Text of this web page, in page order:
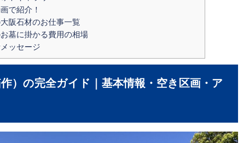
で紹介！
阪石材のお仕事一覧
墓に掛かる費用の相場
ッセージ
）の完全ガイド｜基本情報・空き区画・ア